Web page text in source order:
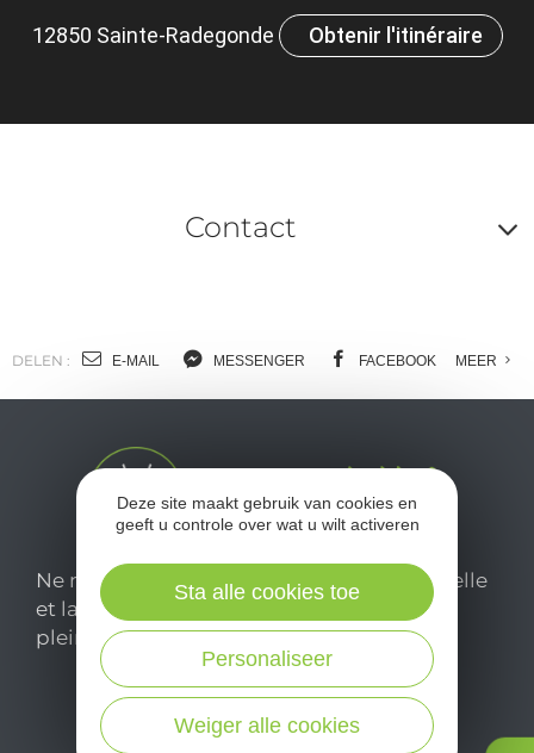
12850 Sainte-Radegonde
Obtenir l'itinéraire
Contact
DELEN : E-MAIL MESSENGER FACEBOOK MEER
Ne manquez pas notre newsletter mensuelle
et laissez-vous inspirer pour profiter
pleinement de votre séjour en Aveyron.
Je m'abonne ici
Deze site maakt gebruik van cookies en
geeft u controle over wat u wilt activeren
Weiger alle cookies
Personaliseer
Sta alle cookies toe